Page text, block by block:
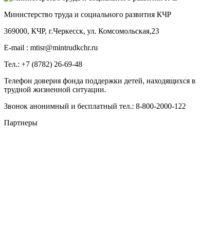
Министерство труда и социального развития КЧР
369000, КЧР, г.Черкесск, ул. Комсомольская,23
E-mail : mtisr@mintrudkchr.ru
Тел.: +7 (8782) 26-69-48
Телефон доверия фонда поддержки детей, находящихся в
трудной жизненной ситуации.
Звонок анонимный и бесплатный тел.: 8-800-2000-122
Партнеры